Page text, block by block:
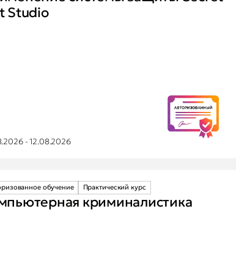
Studio
- 12.08.2026
обучение Практический курс
криминалистика